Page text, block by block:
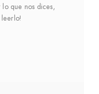
lo que nos dices,